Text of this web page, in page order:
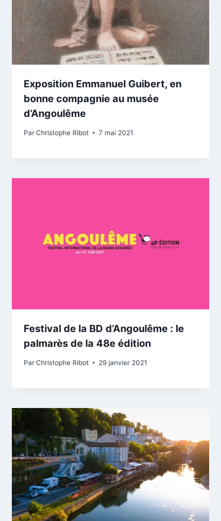
Exposition Emmanuel Guibert, en
bonne compagnie au musée
d’Angoulême
ParChristophe Ribot 7 mai 2021
Festival de la BD d’Angoulême : le
palmarès de la 48e édition
ParChristophe Ribot 29 janvier 2021